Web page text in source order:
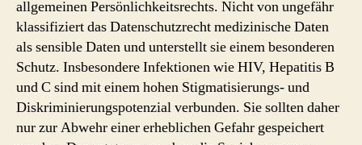
allgemeinen Persönlichkeitsrechts. Nicht von ungefähr
klassifiziert das Datenschutzrecht medizinische Daten
als sensible Daten und unterstellt sie einem besonderen
Schutz. Insbesondere Infektionen wie HIV, Hepatitis B
und C sind mit einem hohen Stigmatisierungs- und
Diskriminierungspotenzial verbunden. Sie sollten daher
nur zur Abwehr einer erheblichen Gefahr gespeichert